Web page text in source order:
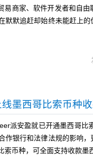
易商家、软件开发者和自
默追赶却始终未能赶上的
墨西哥比索币种
安盈就已开通墨西哥比
作银行和法律法规的影响
索币种，可全面支持收款墨